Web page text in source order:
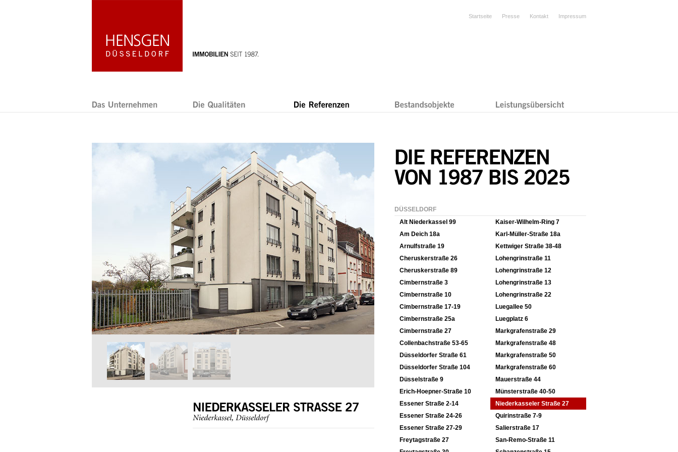
Startseite Presse Kontakt Impressum
DÜSSELDORF
Alt Niederkassel 99
Am Deich 18a
Arnulfstraße 19
Cheruskerstraße 26
Cheruskerstraße 89
Cimbernstraße 3
Cimbernstraße 10
Cimbernstraße 17-19
Cimbernstraße 25a
Cimbernstraße 27
Collenbachstraße 53-65
Düsseldorfer Straße 61
Düsseldorfer Straße 104
Düsselstraße 9
Erich-Hoepner-Straße 10
Essener Straße 2-14
Essener Straße 24-26
Essener Straße 27-29
Freytagstraße 27
Kaiser-Wilhelm-Ring 7
Karl-Müller-Straße 18a
Kettwiger Straße 38-48
Lohengrinstraße 11
Lohengrinstraße 12
Lohengrinstraße 13
Lohengrinstraße 22
Luegallee 50
Luegplatz 6
Markgrafenstraße 29
Markgrafenstraße 48
Markgrafenstraße 50
Markgrafenstraße 60
Mauerstraße 44
Münsterstraße 40-50
Niederkasseler Straße 27
Quirinstraße 7-9
Salierstraße 17
San-Remo-Straße 11